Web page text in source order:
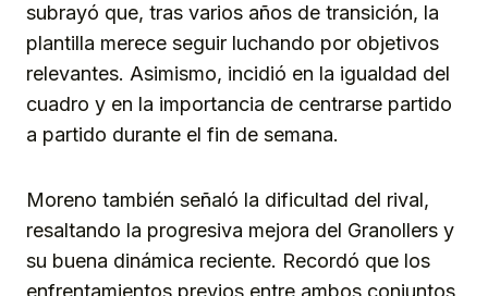
subrayó que, tras varios años de transición, la
plantilla merece seguir luchando por objetivos
relevantes. Asimismo, incidió en la igualdad del
cuadro y en la importancia de centrarse partido
a partido durante el fin de semana.
Moreno también señaló la dificultad del rival,
resaltando la progresiva mejora del Granollers y
su buena dinámica reciente. Recordó que los
enfrentamientos previos entre ambos conjuntos